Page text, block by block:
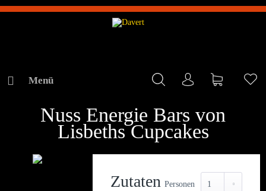
Menü Mein KontoWarenkorb
REZEPTENuss Energie Bars von
Lisbeths Cupcakes
Personen
Zutaten